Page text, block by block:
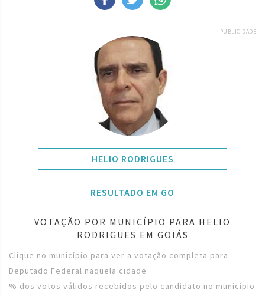
PUBLICIDADE
HELIO RODRIGUES
RESULTADO EM GO
VOTAÇÃO POR MUNICÍPIO PARA HELIO
RODRIGUES EM GOIÁS
Clique no município para ver a votação completa para
Deputado Federal naquela cidade
% dos votos válidos recebidos pelo candidato no município